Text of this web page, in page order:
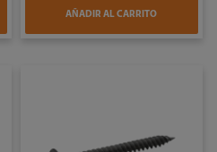
AÑADIR AL CARRITO